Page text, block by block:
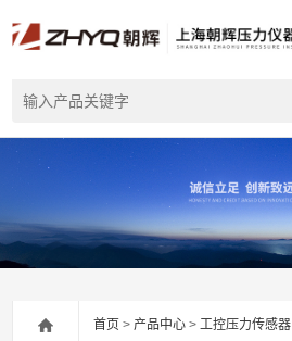
首页 >产品中心 >工控压力传感器